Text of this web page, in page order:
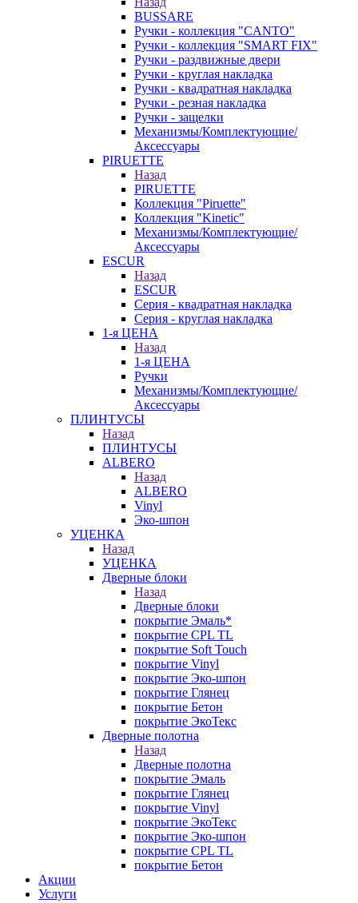
BUSSARE
Ручки - коллекция "CANTO"
Ручки - коллекция "SMART FIX"
Ручки - раздвижные двери
Ручки - круглая накладка
Ручки - квадратная накладка
Ручки - резная накладка
Ручки - защелки
Механизмы/Комплектующие/
Аксессуары
PIRUETTE
Назад
PIRUETTE
Коллекция "Piruette"
Коллекция "Kinetic"
Механизмы/Комплектующие/
Аксессуары
ESCUR
Назад
ESCUR
Серия - квадратная накладка
Серия - круглая накладка
1-я ЦЕНА
Назад
1-я ЦЕНА
Ручки
Механизмы/Комплектующие/
Аксессуары
ПЛИНТУСЫ
Назад
ПЛИНТУСЫ
ALBERO
Назад
ALBERO
Vinyl
Эко-шпон
УЦЕНКА
Назад
УЦЕНКА
Дверные блоки
Назад
Дверные блоки
покрытие Эмаль*
покрытие CPL TL
покрытие Soft Touch
покрытие Vinyl
покрытие Эко-шпон
покрытие Глянец
покрытие Бетон
покрытие ЭкоТекс
Дверные полотна
Назад
Дверные полотна
покрытие Эмаль
покрытие Глянец
покрытие Vinyl
покрытие ЭкоТекс
покрытие Эко-шпон
покрытие CPL TL
покрытие Бетон
Акции
Услуги